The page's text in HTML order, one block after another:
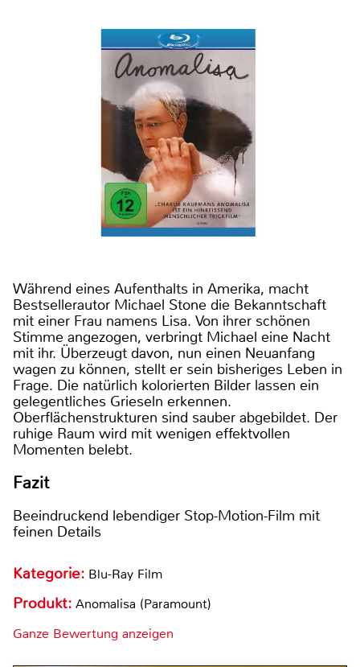
Während eines Aufenthalts in Amerika, macht
Bestsellerautor Michael Stone die Bekanntschaft
mit einer Frau namens Lisa. Von ihrer schönen
Stimme angezogen, verbringt Michael eine Nacht
mit ihr. Überzeugt davon, nun einen Neuanfang
wagen zu können, stellt er sein bisheriges Leben in
Frage. Die natürlich kolorierten Bilder lassen ein
gelegentliches Grieseln erkennen.
Oberflächenstrukturen sind sauber abgebildet. Der
ruhige Raum wird mit wenigen effektvollen
Momenten belebt.
Fazit
Beeindruckend lebendiger Stop-Motion-Film mit
feinen Details
Kategorie: Blu-Ray Film
Produkt: Anomalisa (Paramount)
Ganze Bewertung anzeigen